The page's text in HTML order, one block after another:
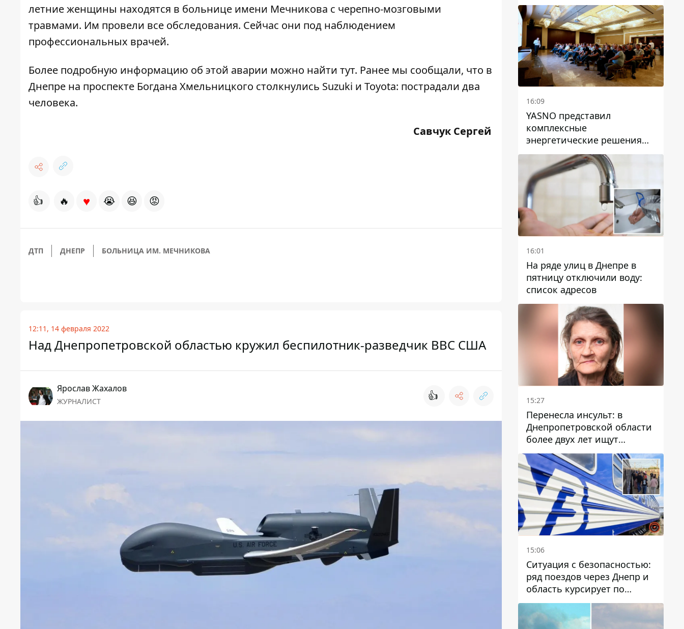
летние женщины находятся в больнице имени Мечникова с черепно-мозговыми
травмами. Им провели все обследования. Сейчас они под наблюдением
профессиональных врачей.
Более подробную информацию об этой аварии можно найти тут. Ранее мы сообщали, что в
Днепре на проспекте Богдана Хмельницкого столкнулись Suzuki и Toyota: пострадали два
человека.
Савчук Сергей
👍 🔥 ♥ 😭 😆 😡
ДТП ДНЕПР БОЛЬНИЦА ИМ. МЕЧНИКОВА
12:11, 14 февраля 2022
Над Днепропетровской областью кружил беспилотник-разведчик ВВС США
Ярослав Жахалов
ЖУРНАЛИСТ 👍
16:09
YASNO представил
комплексные
энергетические решения
для бизнеса в Днепре
16:01
На ряде улиц в Днепре в
пятницу отключили воду:
список адресов
15:27
Перенесла инсульт: в
Днепропетровской области
более двух лет ищут
пропавшую женщину
15:06
Ситуация с безопасностью:
ряд поездов через Днепр и
область курсирует по
измененному маршруту, а
часть пути заменили
автобусами и электричками